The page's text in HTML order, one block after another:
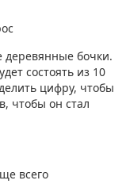
деревянные бочки.
состоять из 10
цифру, чтобы
чтобы он стал
всего